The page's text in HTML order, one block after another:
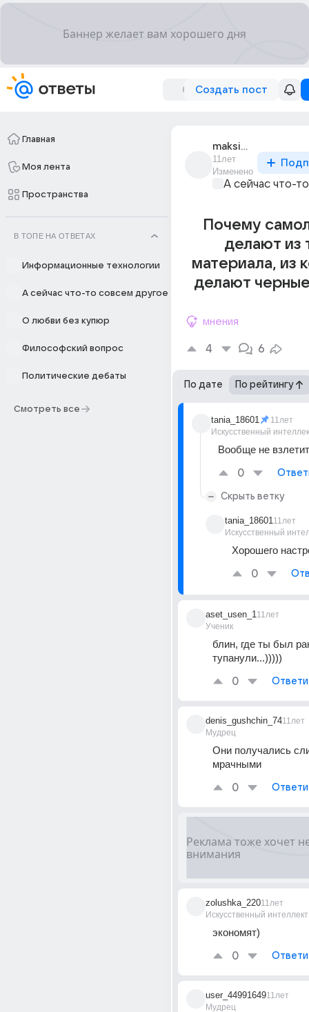
Создать пост
Главная
Моя лента
Пространства
В ТОПЕ НА ОТВЕТАХ
Информационные технологии
А сейчас что-то совсем другое
О любви без купюр
Философский вопрос
Политические дебаты
Смотреть все
maksim_soloviov_6
11лет
Изменено
А сейчас что-
Почему
делают из
материала, из
делают
мнения
4 6
По дате По рейтингу
tania_18601
Искусственный
11лет
Вообще не
0
Скрыть ветку
tania_18601
Искусственный
11лет
Хорошего
0
aset_usen_1
Ученик
11лет
блин, где ты был
тупанули...)))))
0
denis_gushchin_74
Мудрец
11лет
Они получались
мрачными
0
zolushka_220
Искусственный интеллект
11лет
экономят)
0
user_44991649
Мудрец
11лет